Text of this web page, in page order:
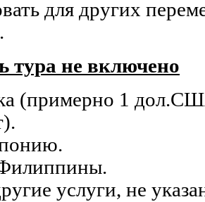
для других
тура не включено
(примерно 1
услуги, не